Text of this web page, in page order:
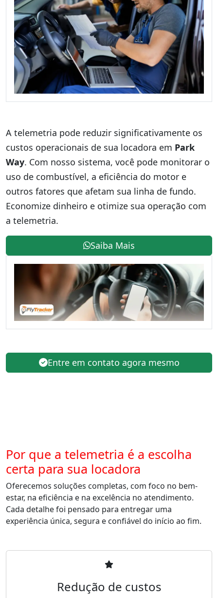
A telemetria pode reduzir significativamente os
custos operacionais de sua locadora em Park
Way. Com nosso sistema, você pode monitorar o
uso de combustível, a eficiência do motor e
outros fatores que afetam sua linha de fundo.
Economize dinheiro e otimize sua operação com
a telemetria.
Saiba Mais
Entre em contato agora mesmo
Por que a telemetria é a escolha
certa para sua locadora
Oferecemos soluções completas, com foco no bem-
estar, na eficiência e na excelência no atendimento.
Cada detalhe foi pensado para entregar uma
experiência única, segura e confiável do início ao fim.
Redução de custos